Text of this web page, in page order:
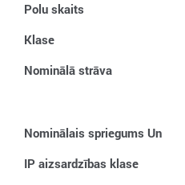
Polu skaits
Klase
Nominālā strāva
Nominālais spriegums Un
IP aizsardzības klase